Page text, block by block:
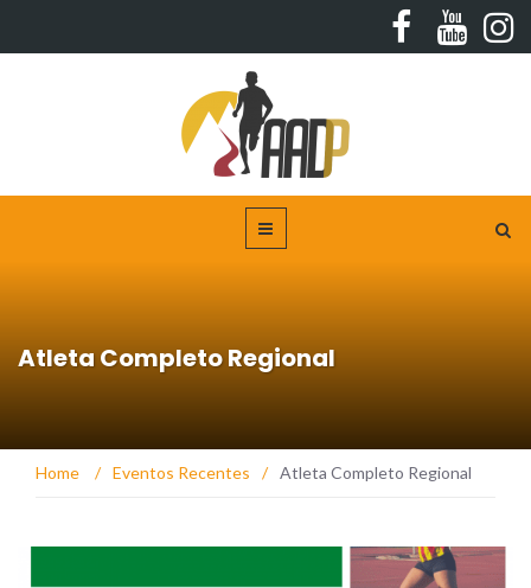
Atleta Completo Regional
Home / Eventos Recentes / Atleta Completo Regional